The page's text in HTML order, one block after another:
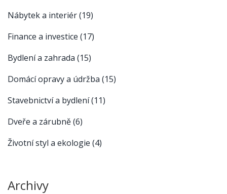
Nábytek a interiér(19)
Finance a investice (17)
Bydlení a zahrada (15)
Domácí opravy a údržba (15)
Stavebnictví a bydlení(11)
Dveře a zárubně(6)
Životní styl a ekologie (4)
Archivy